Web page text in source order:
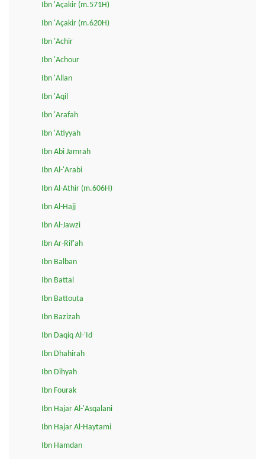
Ibn 'Açakir (m.571H)
Ibn 'Açakir (m.620H)
Ibn 'Achir
Ibn 'Achour
Ibn 'Allan
Ibn 'Aqil
Ibn 'Arafah
Ibn 'Atiyyah
Ibn Abi Jamrah
Ibn Al-'Arabi
Ibn Al-Athir (m.606H)
Ibn Al-Hajj
Ibn Al-Jawzi
Ibn Ar-Rif'ah
Ibn Balban
Ibn Battal
Ibn Battouta
Ibn Bazizah
Ibn Daqiq Al-'Id
Ibn Dhahirah
Ibn Dihyah
Ibn Fourak
Ibn Hajar Al-'Asqalani
Ibn Hajar Al-Haytami
Ibn Hamdan